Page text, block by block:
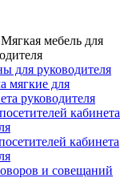
Мягкая мебель для
для руководителя
мягкие для
руководителя
кабинета
кабинета
и совещаний